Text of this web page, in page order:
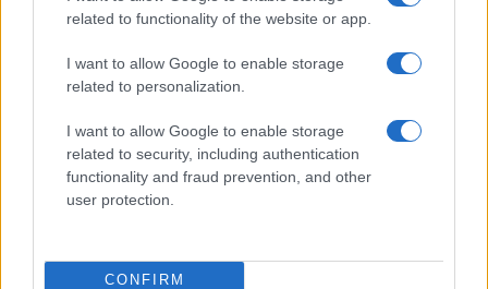
related to functionality of the website or app.
I want to allow Google to enable storage
related to personalization.
I want to allow Google to enable storage
related to security, including authentication
functionality and fraud prevention, and other
user protection.
CONFIRM
Nombre Precio
Bitcoin
Ethereum
(ETH)
$1,917.56
BNB